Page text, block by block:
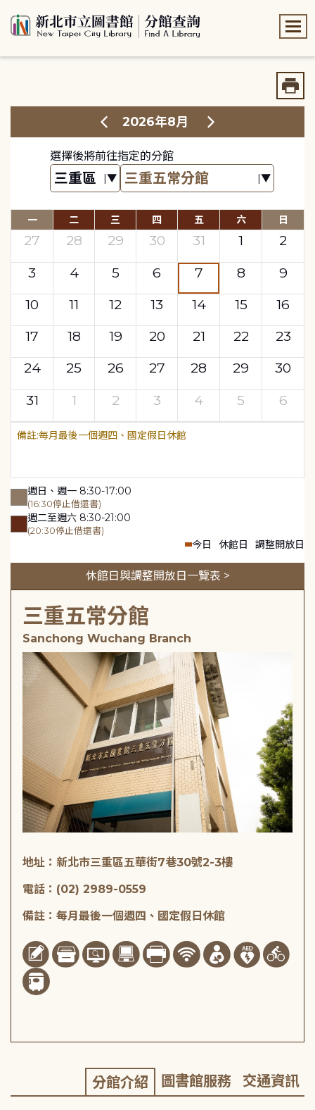
2026年8月
選擇後將前往指定的分館
一 二 三 四 五 六 日
27 28 29 30 31 1
2
3
4 5 6 7 8
9
10
11 12 13 14 15
16
17
18 19 20 21 22
23
24
25 26 27 28 29
30
31
1 2 3 4 5 6
每月最後一個週四、國定假日休館
週日、週一 8:30-17:00
(16:30停止借還書)
週二至週六 8:30-21:00
(20:30停止借還書)
今日 休館日 調整開放日
休館日與調整開放日一覽表 >
三重五常分館
Sanchong Wuchang Branch
地址：新北市三重區五華街7巷30號2-3樓
電話：(02) 2989-0559
備註：每月最後一個週四、國定假日休館
分館介紹 圖書館服務 交通資訊